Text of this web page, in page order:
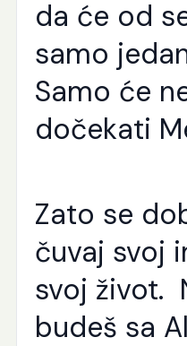
da će od
samo
Samo će
dočekati
Zato se
čuvaj svoj
svoj život.
budeš sa